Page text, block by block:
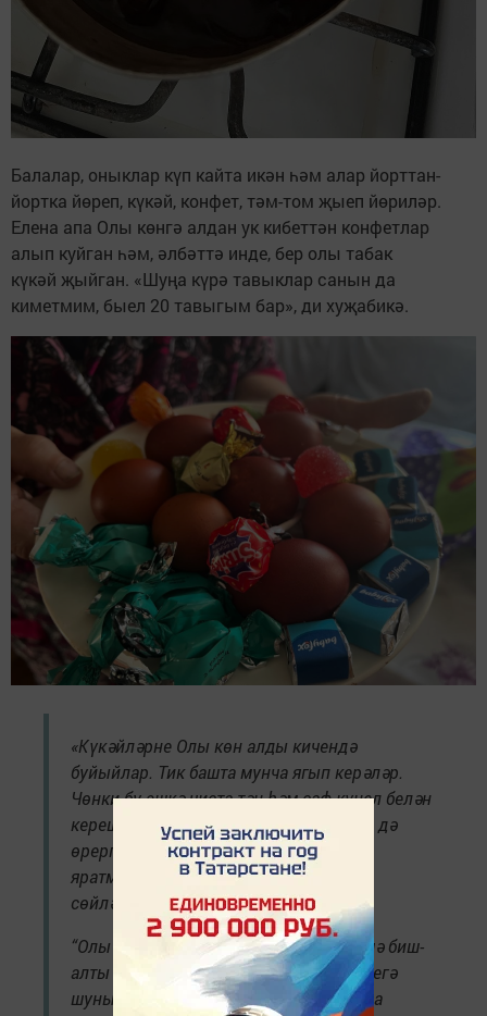
Балалар, оныклар күп кайта икән һәм алар йорттан-
йортка йөреп, күкәй, конфет, тәм-том җыеп йөриләр.
Елена апа Олы көнгә алдан ук кибеттән конфетлар
алып куйган һәм, әлбәттә инде, бер олы табак
күкәй җыйган. «Шуңа күрә тавыклар санын да
киметмим, быел 20 тавыгым бар», ди хуҗабикә.
«Күкәйләрне Олы көн алды кичендә
буйыйлар. Тик башта мунча ягып керәләр.
Чөнки бу эшкә чиста тән һәм саф күңел белән
керешергә кирәк. Бу төндә хәтта этләр дә
өрергә тиеш түгел, борынгылар моны
яратмаган икән. Өйдә дә кычкырып
сөйләшергә ярамый.
“Олы көндә урамга чыкканда да кесәмә биш-
алты күкәй салып чыгам. Очраган кешегә
шуны күчтәнәч итеп бирәм”, – ди Елена